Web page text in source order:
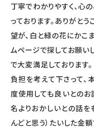
丁寧でわかりやすく、心
っております。ありがと
望が、白と緑の花にかこ
ムページで探してお願い
で大変満足しております
負担を考えて下さって
度使用しても良いとのお
名よりおかしいとの話を
んどと思う）たいした金